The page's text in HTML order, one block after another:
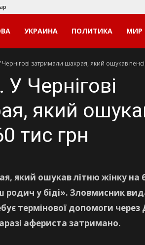
УКРАИНА ПОЛИТИКА МИР
Чернігові затримали шахрая, який ошукав
Чернігові
який
тис грн
який ошукав літню жінку на
у біді». Зловмисник
термінової допомоги через
афериста затримано.